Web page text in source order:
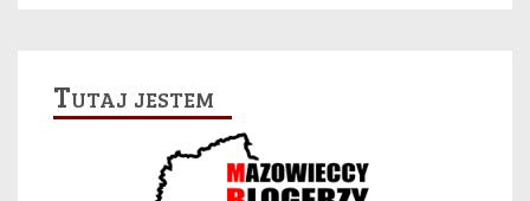
Tutaj jestem